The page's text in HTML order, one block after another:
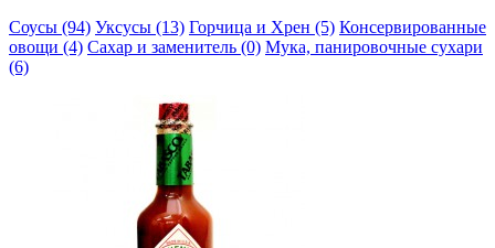
Соусы (94) Уксусы (13) Горчица и Хрен (5) Консервированные
овощи (4) Сахар и заменитель (0) Мука, панировочные сухари
(6)